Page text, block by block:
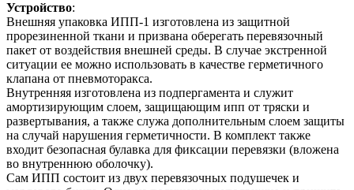
Устройство:
Внешняя упаковка ИПП-1 изготовлена из защитной
прорезиненной ткани и призвана оберегать перевязочный
пакет от воздействия внешней среды. В случае экстренной
ситуации ее можно использовать в качестве герметичного
клапана от пневмоторакса.
Внутренняя изготовлена из подпергамента и служит
амортизирующим слоем, защищающим ипп от тряски и
развертывания, а также служа дополнительным слоем защиты
на случай нарушения герметичности. В комплект также
входит безопасная булавка для фиксации перевязки (вложена
во внутреннюю оболочку).
Сам ИПП состоит из двух перевязочных подушечек и